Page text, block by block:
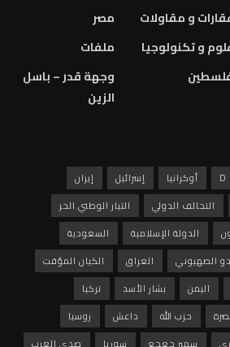
و مقاولات
و تكنولوجيا
مصر
ملفات
وجهة قدر – باسل
الزين
D أوكرانيا إسرائيل
إيران
التحالف الدولي
التيار الوطني الحر
الدولة الإسلامية
السعودية
الصهيوني العراق
الكيان المؤقت
اليمن بشار الأسد
تركيا
حزب الله داعش
روسيا
سمير جعجع سوريا صدى العرب